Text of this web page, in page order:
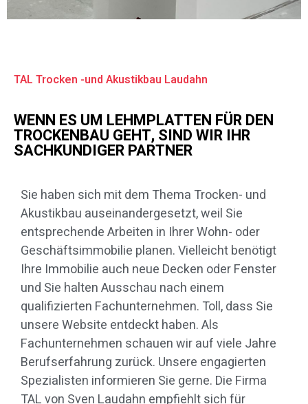
TAL Trocken -und Akustikbau Laudahn
WENN ES UM LEHMPLATTEN FÜR DEN
TROCKENBAU GEHT, SIND WIR IHR
SACHKUNDIGER PARTNER
Sie haben sich mit dem Thema Trocken- und
Akustikbau auseinandergesetzt, weil Sie
entsprechende Arbeiten in Ihrer Wohn- oder
Geschäftsimmobilie planen. Vielleicht benötigt
Ihre Immobilie auch neue Decken oder Fenster
und Sie halten Ausschau nach einem
qualifizierten Fachunternehmen. Toll, dass Sie
unsere Website entdeckt haben. Als
Fachunternehmen schauen wir auf viele Jahre
Berufserfahrung zurück. Unsere engagierten
Spezialisten informieren Sie gerne. Die Firma
TAL von Sven Laudahn empfiehlt sich für